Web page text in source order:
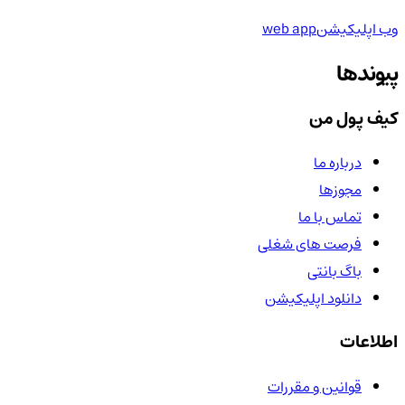
وب اپلیکیشنweb app
پیوندها
کیف پول من
درباره ما
مجوزها
تماس با ما
فرصت های شغلی
باگ بانتی
دانلود اپلیکیشن
اطلاعات
قوانین و مقررات